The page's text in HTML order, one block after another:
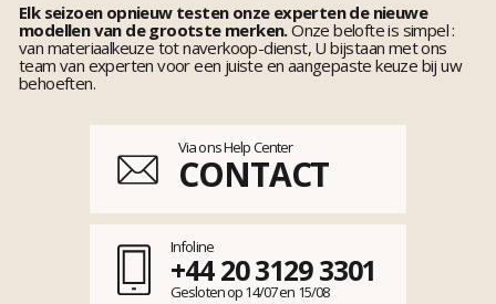
Elk seizoen opnieuw testen onze experten de nieuwe
modellen van de grootste merken.Onze belofte is simpel :
van materiaalkeuze tot naverkoop-dienst, U bijstaan met ons
team van experten voor een juiste en aangepaste keuze bij uw
behoeften.
Via ons Help Center
CONTACT
Infoline
+44 20 3129 3301
Gesloten op 14/07 en 15/08